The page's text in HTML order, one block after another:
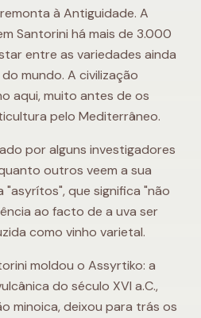
à Antiguidade. A
Santorini há mais de 3.000
entre as variedades ainda
mundo. A civilização
aqui, muito antes de os
pelo Mediterrâneo.
por alguns investigadores
outros veem a sua
"asyrítos", que significa "não
ao facto de a uva ser
como vinho varietal.
moldou o Assyrtiko: a
do século XVI a.C.,
minoica, deixou para trás os